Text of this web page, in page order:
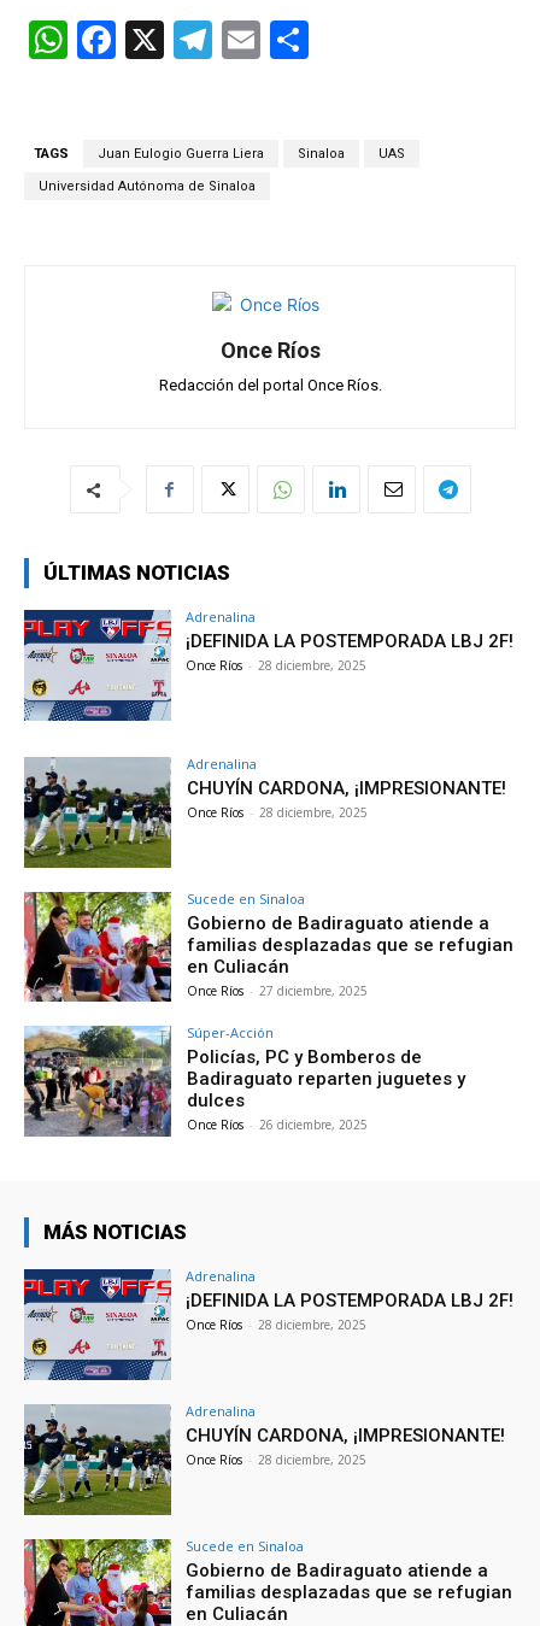
W
A
F
b
o
X
T
gr
a
E
p
TAGS Juan Eulogio Guerra Liera Sinaloa UAS
Universidad Autónoma de Sinaloa
Once Ríos
Redacción del portal Once Ríos.
ÚLTIMAS NOTICIAS
Adrenalina
¡DEFINIDA LA POSTEMPORADA LBJ 2F!
Once Ríos - 28 diciembre, 2025
Adrenalina
CHUYÍN CARDONA, ¡IMPRESIONANTE!
Once Ríos - 28 diciembre, 2025
Sucede en Sinaloa
Gobierno de Badiraguato atiende a
familias desplazadas que se refugian
en Culiacán
Once Ríos - 27 diciembre, 2025
Súper-Acción
Policías, PC y Bomberos de
Badiraguato reparten juguetes y
dulces
Once Ríos - 26 diciembre, 2025
MÁS NOTICIAS
Adrenalina
¡DEFINIDA LA POSTEMPORADA LBJ 2F!
Once Ríos - 28 diciembre, 2025
Adrenalina
CHUYÍN CARDONA, ¡IMPRESIONANTE!
Once Ríos - 28 diciembre, 2025
Sucede en Sinaloa
Gobierno de Badiraguato atiende a
familias desplazadas que se refugian
en Culiacán